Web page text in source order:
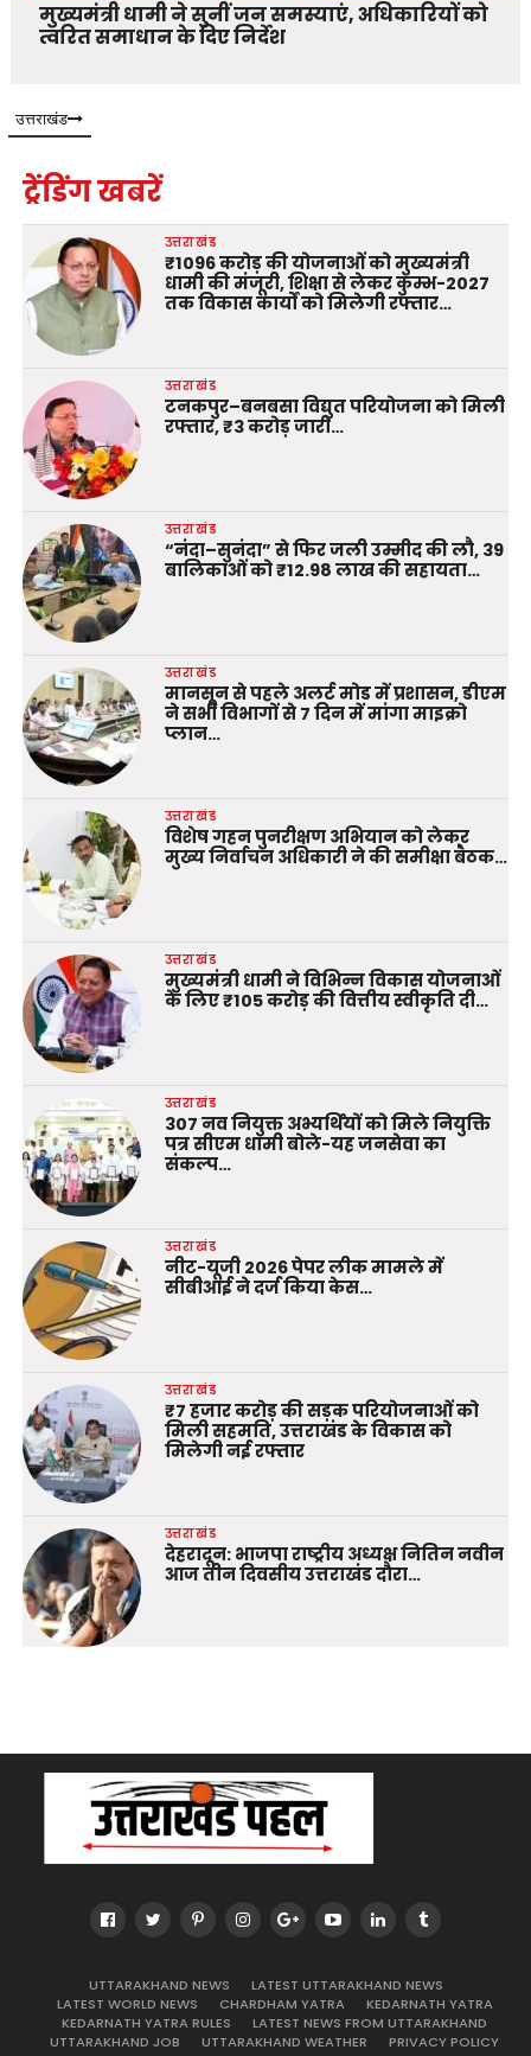
मुख्यमंत्री धामी ने सुनीं जन समस्याएं, अधिकारियों को
त्वरित समाधान के दिए निर्देश
उत्तराखंड
ट्रेंडिंग खबरें
उत्तराखंड
₹1096 करोड़ की योजनाओं को मुख्यमंत्री
धामी की मंजूरी, शिक्षा से लेकर कुम्भ-2027
तक विकास कार्यों को मिलेगी रफ्तार…
उत्तराखंड
टनकपुर–बनबसा विद्युत परियोजना को मिली
रफ्तार, ₹3 करोड़ जारी…
उत्तराखंड
“नंदा–सुनंदा” से फिर जली उम्मीद की लौ, 39
बालिकाओं को ₹12.98 लाख की सहायता…
उत्तराखंड
मानसून से पहले अलर्ट मोड में प्रशासन, डीएम
ने सभी विभागों से 7 दिन में मांगा माइक्रो
प्लान…
उत्तराखंड
विशेष गहन पुनरीक्षण अभियान को लेकर
मुख्य निर्वाचन अधिकारी ने की समीक्षा बैठक…
उत्तराखंड
मुख्यमंत्री धामी ने विभिन्न विकास योजनाओं
के लिए ₹105 करोड़ की वित्तीय स्वीकृति दी…
उत्तराखंड
307 नव नियुक्त अभ्यर्थियों को मिले नियुक्ति
पत्र सीएम धामी बोले-यह जनसेवा का
संकल्प…
उत्तराखंड
नीट-यूजी 2026 पेपर लीक मामले में
सीबीआई ने दर्ज किया केस…
उत्तराखंड
₹7 हजार करोड़ की सड़क परियोजनाओं को
मिली सहमति, उत्तराखंड के विकास को
मिलेगी नई रफ्तार
उत्तराखंड
देहरादून: भाजपा राष्ट्रीय अध्यक्ष नितिन नवीन
आज तीन दिवसीय उत्तराखंड दौरा…
UTTARAKHAND NEWS
LATEST UTTARAKHAND NEWS
LATEST WORLD NEWS
CHARDHAM YATRA
KEDARNATH YATRA
KEDARNATH YATRA RULES
LATEST NEWS FROM UTTARAKHAND
UTTARAKHAND JOB
UTTARAKHAND WEATHER
PRIVACY POLICY